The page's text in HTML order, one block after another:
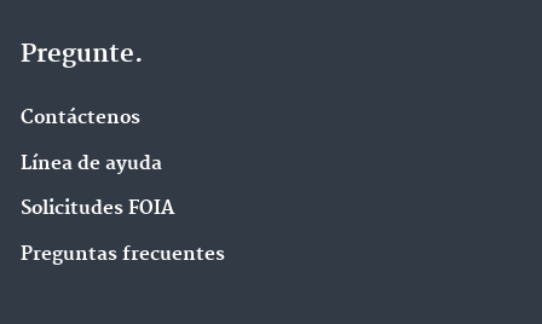
Pregunte.
Contáctenos
Línea de ayuda
Solicitudes FOIA
Preguntas frecuentes